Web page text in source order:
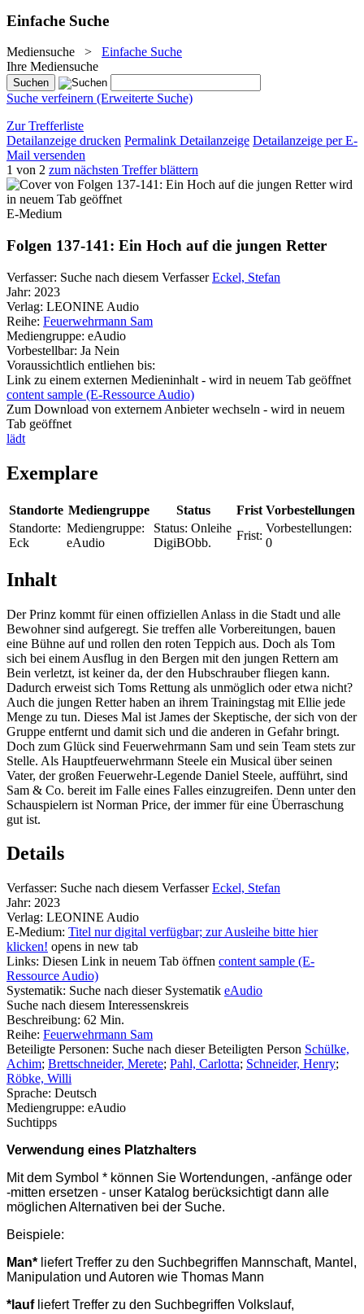
Einfache Suche
Mediensuche > Einfache Suche
Ihre Mediensuche
Suche verfeinern (Erweiterte Suche)
Zur Trefferliste
Detailanzeige drucken Permalink Detailanzeige Detailanzeige per E-
Mail versenden
1 von 2 zum nächsten Treffer blättern
wird
in neuem Tab geöffnet
E-Medium
Folgen 137-141: Ein Hoch auf die jungen Retter
Verfasser: Suche nach diesem Verfasser Eckel, Stefan
Jahr: 2023
Verlag: LEONINE Audio
Reihe: Feuerwehrmann Sam
Mediengruppe: eAudio
Vorbestellbar: Ja Nein
Voraussichtlich entliehen bis:
Link zu einem externen Medieninhalt - wird in neuem Tab geöffnet
content sample (E-Ressource Audio)
Zum Download von externem Anbieter wechseln - wird in neuem
Tab geöffnet
lädt
Exemplare
Standorte Mediengruppe Status Frist Vorbestellungen
Standorte:
Eck
Mediengruppe:
eAudio
Status: Onleihe
DigiBObb.
Frist:
Vorbestellungen:
0
Inhalt
Der Prinz kommt für einen offiziellen Anlass in die Stadt und alle
Bewohner sind aufgeregt. Sie treffen alle Vorbereitungen, bauen
eine Bühne auf und rollen den roten Teppich aus. Doch als Tom
sich bei einem Ausflug in den Bergen mit den jungen Rettern am
Bein verletzt, ist keiner da, der den Hubschrauber fliegen kann.
Dadurch erweist sich Toms Rettung als unmöglich oder etwa nicht?
Auch die jungen Retter haben an ihrem Trainingstag mit Ellie jede
Menge zu tun. Dieses Mal ist James der Skeptische, der sich von der
Gruppe entfernt und damit sich und die anderen in Gefahr bringt.
Doch zum Glück sind Feuerwehrmann Sam und sein Team stets zur
Stelle. Als Hauptfeuerwehrmann Steele ein Musical über seinen
Vater, der großen Feuerwehr-Legende Daniel Steele, aufführt, sind
Sam & Co. bereit im Falle eines Falles einzugreifen. Denn unter den
Schauspielern ist Norman Price, der immer für eine Überraschung
gut ist.
Details
Verfasser: Suche nach diesem Verfasser Eckel, Stefan
Jahr: 2023
Verlag: LEONINE Audio
E-Medium: Titel nur digital verfügbar; zur Ausleihe bitte hier
klicken! opens in new tab
Links: Diesen Link in neuem Tab öffnen content sample (E-
Ressource Audio)
Systematik: Suche nach dieser Systematik eAudio
Suche nach diesem Interessenskreis
Beschreibung: 62 Min.
Reihe: Feuerwehrmann Sam
Beteiligte Personen: Suche nach dieser Beteiligten Person Schülke,
Achim; Brettschneider, Merete; Pahl, Carlotta; Schneider, Henry;
Röbke, Willi
Sprache: Deutsch
Mediengruppe: eAudio
Suchtipps
Verwendung eines Platzhalters
Mit dem Symbol * können Sie Wortendungen, -anfänge oder
-mitten ersetzen - unser Katalog berücksichtigt dann alle
möglichen Alternativen bei der Suche.
Beispiele:
Man* liefert Treffer zu den Suchbegriffen Mannschaft, Mantel,
Manipulation und Autoren wie Thomas Mann
*lauf liefert Treffer zu den Suchbegriffen Volkslauf,